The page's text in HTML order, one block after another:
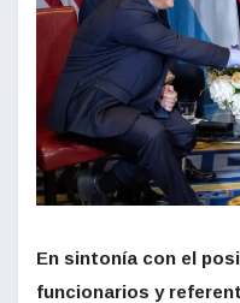
En sintonía con el
funcionarios y